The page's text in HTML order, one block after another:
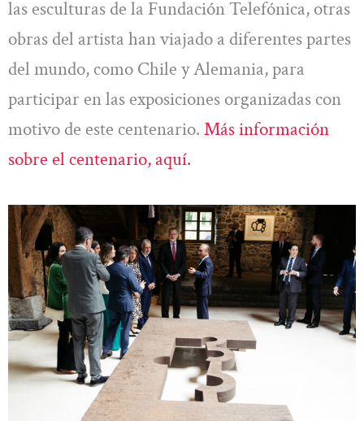
las esculturas de la Fundación Telefónica, otras
obras del artista han viajado a diferentes partes
del mundo, como Chile y Alemania, para
participar en las exposiciones organizadas con
motivo de este centenario. Más información
sobre el centenario, aquí.